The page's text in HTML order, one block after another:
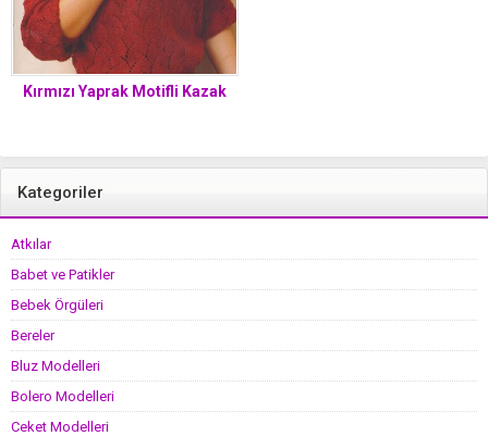
Kırmızı Yaprak Motifli Kazak
Kategoriler
Atkılar
Babet ve Patikler
Bebek Örgüleri
Bereler
Bluz Modelleri
Bolero Modelleri
Ceket Modelleri